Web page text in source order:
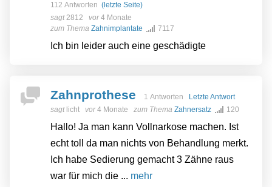
112 Antworten (letzte Seite)
sagt2812 vor4 Monate
zum Thema Zahnimplantate 7117
Ich bin leider auch eine geschädigte
Zahnprothese 1 Antworten
Letzte Antwort
sagt licht vor4 Monate zum Thema Zahnersatz 120
Hallo! Ja man kann Vollnarkose machen. Ist
echt toll da man nichts von Behandlung merkt.
Ich habe Sedierung gemacht 3 Zähne raus
war für mich die ... mehr